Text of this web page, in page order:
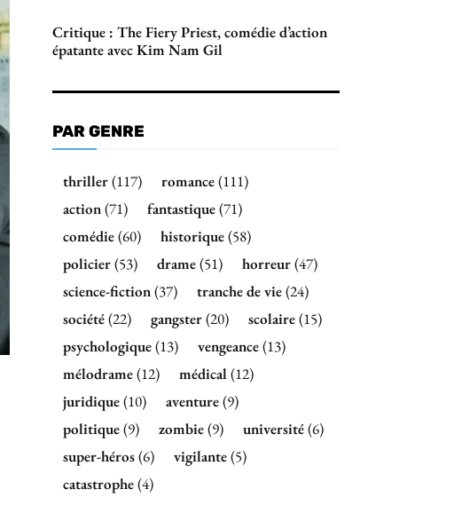
Critique : The Fiery Priest, comédie d’action
épatante avec Kim Nam Gil
PAR GENRE
thriller(117) romance(111)
action(71) fantastique(71)
comédie(60) historique(58)
policier(53) drame(51) horreur(47)
science-fiction(37) tranche de vie(24)
société(22) gangster(20) scolaire(15)
psychologique(13) vengeance(13)
mélodrame(12) médical(12)
juridique(10) aventure(9)
politique(9) zombie(9) université(6)
super-héros(6) vigilante(5)
catastrophe(4)